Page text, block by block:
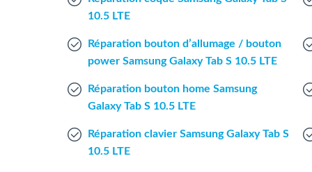
10.5 LTE
Réparation bouton d’allumage / bouton
power Samsung Galaxy Tab S 10.5 LTE
Réparation bouton home Samsung
Galaxy Tab S 10.5 LTE
Réparation clavier Samsung Galaxy Tab S
10.5 LTE